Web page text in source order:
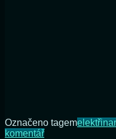
Označeno tagemelektřina
komentářna